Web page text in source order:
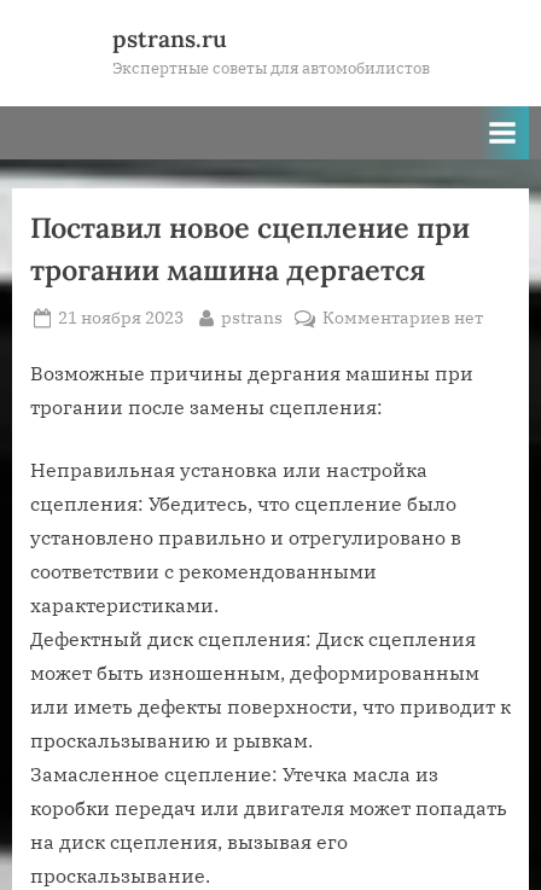
pstrans.ru
Экспертные советы для автомобилистов
Поставил новое сцепление при
трогании машина дергается
Posted
21 ноября 2023 By
pstrans Комментариевк
Поставил
машина
дергается
нет
Возможные причины дергания машины при
трогании после замены сцепления:
Неправильная установка или настройка
сцепления: Убедитесь, что сцепление было
установлено правильно и отрегулировано в
соответствии с рекомендованными
характеристиками.
Дефектный диск сцепления: Диск сцепления
может быть изношенным, деформированным
или иметь дефекты поверхности, что приводит к
проскальзыванию и рывкам.
Замасленное сцепление: Утечка масла из
коробки передач или двигателя может попадать
на диск сцепления, вызывая его
проскальзывание.